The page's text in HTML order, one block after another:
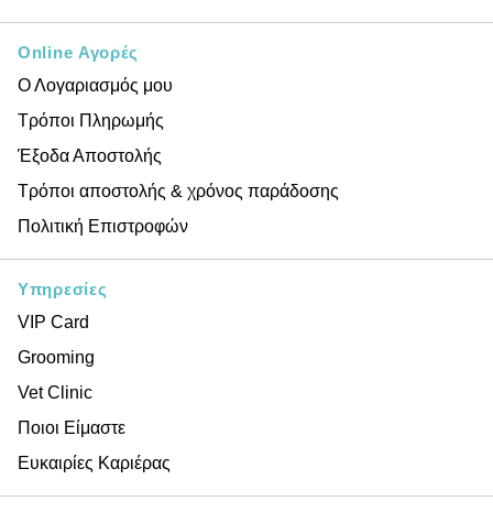
Online Αγορές
Ο Λογαριασμός μου
Τρόποι Πληρωμής
Έξοδα Αποστολής
Τρόποι αποστολής & χρόνος παράδοσης
Πολιτική Επιστροφών
Υπηρεσίες
VIP Card
Grooming
Vet Clinic
Ποιοι Είμαστε
Ευκαιρίες Καριέρας